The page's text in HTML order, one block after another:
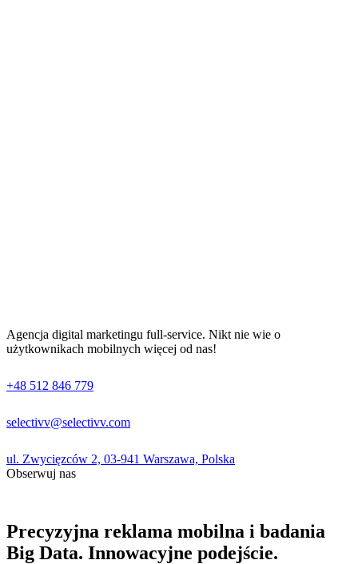
Agencja digital marketingu full-service. Nikt nie wie o
użytkownikach mobilnych więcej od nas!
+48 512 846 779
selectivv@selectivv.com
ul. Zwycięzców 2, 03-941 Warszawa, Polska
Obserwuj nas
Precyzyjna reklama mobilna i badania
Big Data. Innowacyjne podejście.